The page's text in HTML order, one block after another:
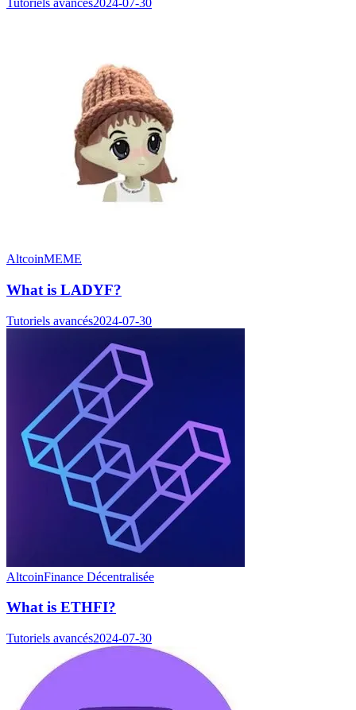
Tutoriels avancés2024-07-30
AltcoinMEME
What is LADYF?
Tutoriels avancés2024-07-30
AltcoinFinance Décentralisée
What is ETHFI?
Tutoriels avancés2024-07-30